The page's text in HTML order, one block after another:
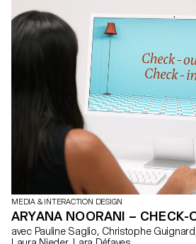
toujours. Et c’est sans compter qu’il
disponible toute l’année. L’humain
climat ? Qu’importe ! Nous apportons la
l’aider à se dépasser. Chez
notre mission. Rejoignez-nous et
plus doux et toujours plus fruité.” Histoire
MEDIA & INTERACTION DESIGN
ARYANA NOORANI – CHECK-
avec Pauline Saglio, Christophe Guignard, Alain Bellet, Gaël Hugo,